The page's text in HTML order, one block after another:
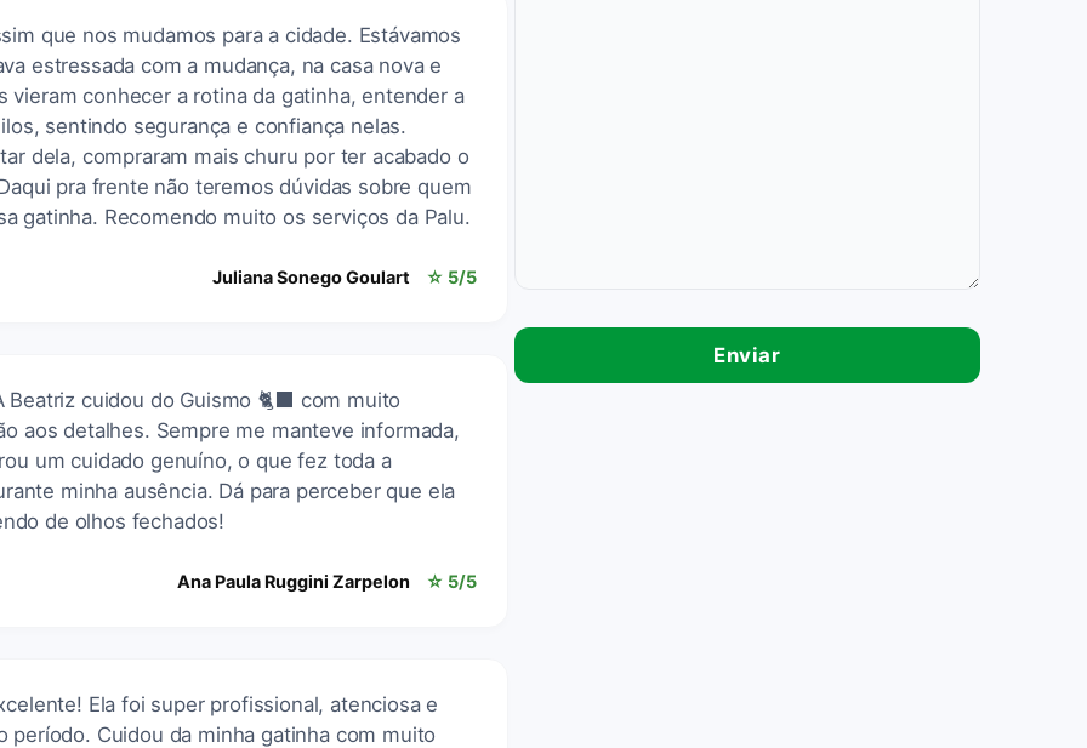
que nos mudamos para a cidade. Estávamos
estressada com a mudança, na casa nova e
vieram conhecer a rotina da gatinha, entender a
sentindo segurança e confiança nelas.
dela, compraram mais churu por ter acabado o
pra frente não teremos dúvidas sobre quem
gatinha. Recomendo muito os serviços da Palu.
Juliana Sonego Goulart ☆ 5/5
cuidou do Guismo 🐈‍⬛ com muito
aos detalhes. Sempre me manteve informada,
um cuidado genuíno, o que fez toda a
minha ausência. Dá para perceber que ela
de olhos fechados!
Ana Paula Ruggini Zarpelon ☆ 5/5
Ela foi super profissional, atenciosa e
Cuidou da minha gatinha com muito